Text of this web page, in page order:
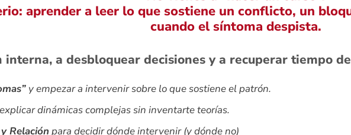
aprender a leer lo que sostiene un conflicto, un
cuando el síntoma despista.
a desbloquear decisiones y a recuperar tiempo
y empezar a intervenir sobre lo que sostiene el patrón.
dinámicas complejas sin inventarte teorías.
Relación para decidir dónde intervenir (y dónde no)